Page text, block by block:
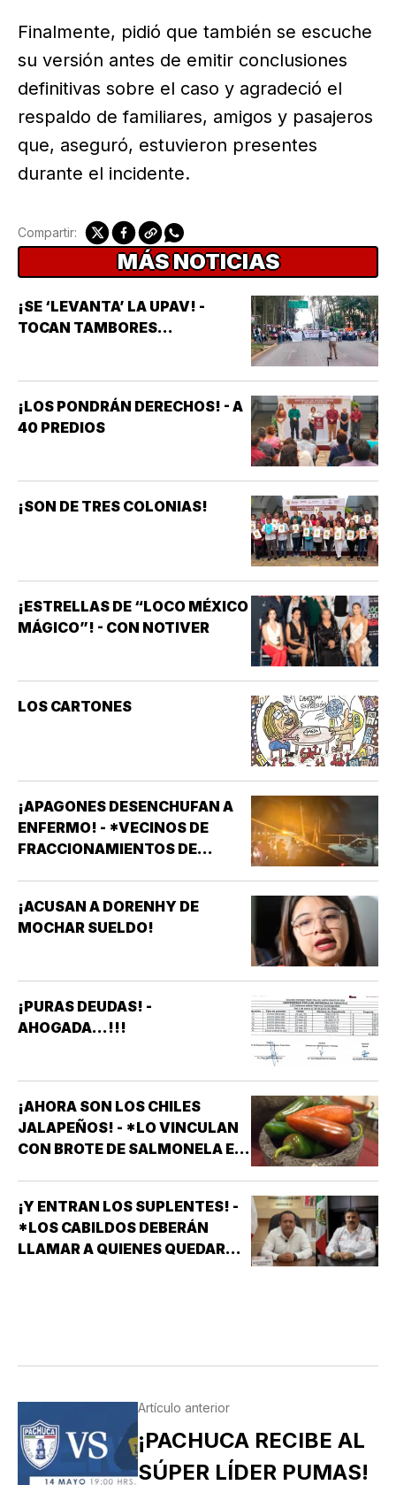
Finalmente, pidió que también se escuche
su versión antes de emitir conclusiones
definitivas sobre el caso y agradeció el
respaldo de familiares, amigos y pasajeros
que, aseguró, estuvieron presentes
durante el incidente.
Compartir:
MÁS NOTICIAS
¡SE ‘LEVANTA’ LA UPAV! -
TOCAN TAMBORES...
¡LOS PONDRÁN DERECHOS! - A
40 PREDIOS
¡SON DE TRES COLONIAS!
¡ESTRELLAS DE “LOCO MÉXICO
MÁGICO”! - CON NOTIVER
LOS CARTONES
¡APAGONES DESENCHUFAN A
ENFERMO! - *VECINOS DE
FRACCIONAMIENTOS DE
AFECTAN ELEVADORES,
TRATAMIENTOS MÉDICOS Y
¡ACUSAN A DORENHY DE
MOCHAR SUELDO!
¡PURAS DEUDAS! -
AHOGADA...!!!
¡AHORA SON LOS CHILES
JALAPEÑOS! - *LO VINCULAN
CON BROTE DE SALMONELA EN
¡Y ENTRAN LOS SUPLENTES! -
*LOS CABILDOS DEBERÁN
LLAMAR A QUIENES QUEDARON
Artículo anterior
¡PACHUCA RECIBE AL
SÚPER LÍDER PUMAS!